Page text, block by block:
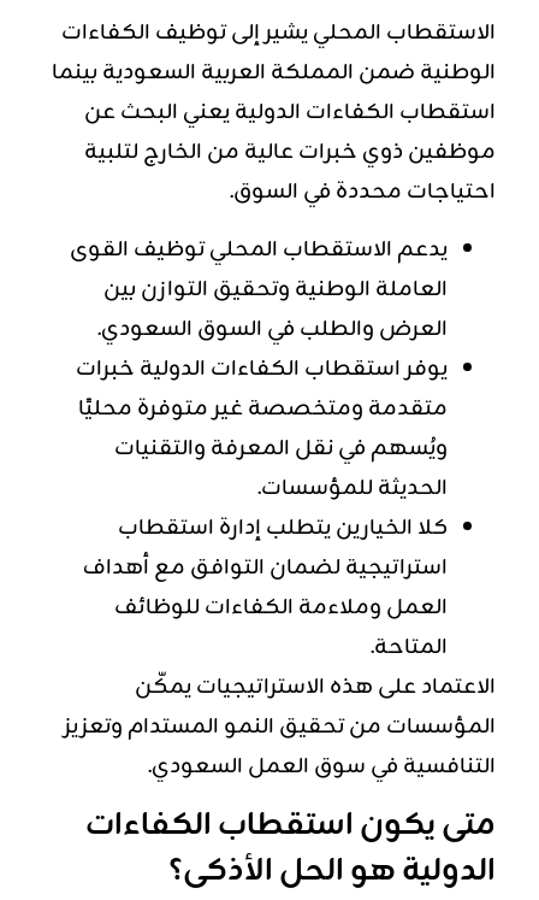
الاستقطابالمحلي يشير إلى توظيف الكفاءات
الوطنية ضمن المملكة العربية السعودية بينما
استقطاب الكفاءات الدولية يعني البحث عن
موظفين ذوي خبرات عالية من الخارج لتلبية
احتياجات محددة في السوق.
يدعم الاستقطاب المحلي توظيف القوى
العاملة الوطنية وتحقيق التوازن بين
العرض والطلب في السوق السعودي.
يوفر استقطاب الكفاءات الدولية خبرات
متقدمة ومتخصصة غير متوفرة محليًا
ويُسهم في نقل المعرفة والتقنيات
الحديثة للمؤسسات.
كلا الخيارين يتطلب إدارة استقطاب
استراتيجية لضمان التوافق مع أهداف
العمل وملاءمة الكفاءات للوظائف
المتاحة.
الاعتماد على هذه الاستراتيجيات يمكّن
المؤسسات من تحقيق النمو المستدام وتعزيز
التنافسية في سوق العمل السعودي.
متى يكون استقطاب الكفاءات
الدولية هو الحل الأذكى؟